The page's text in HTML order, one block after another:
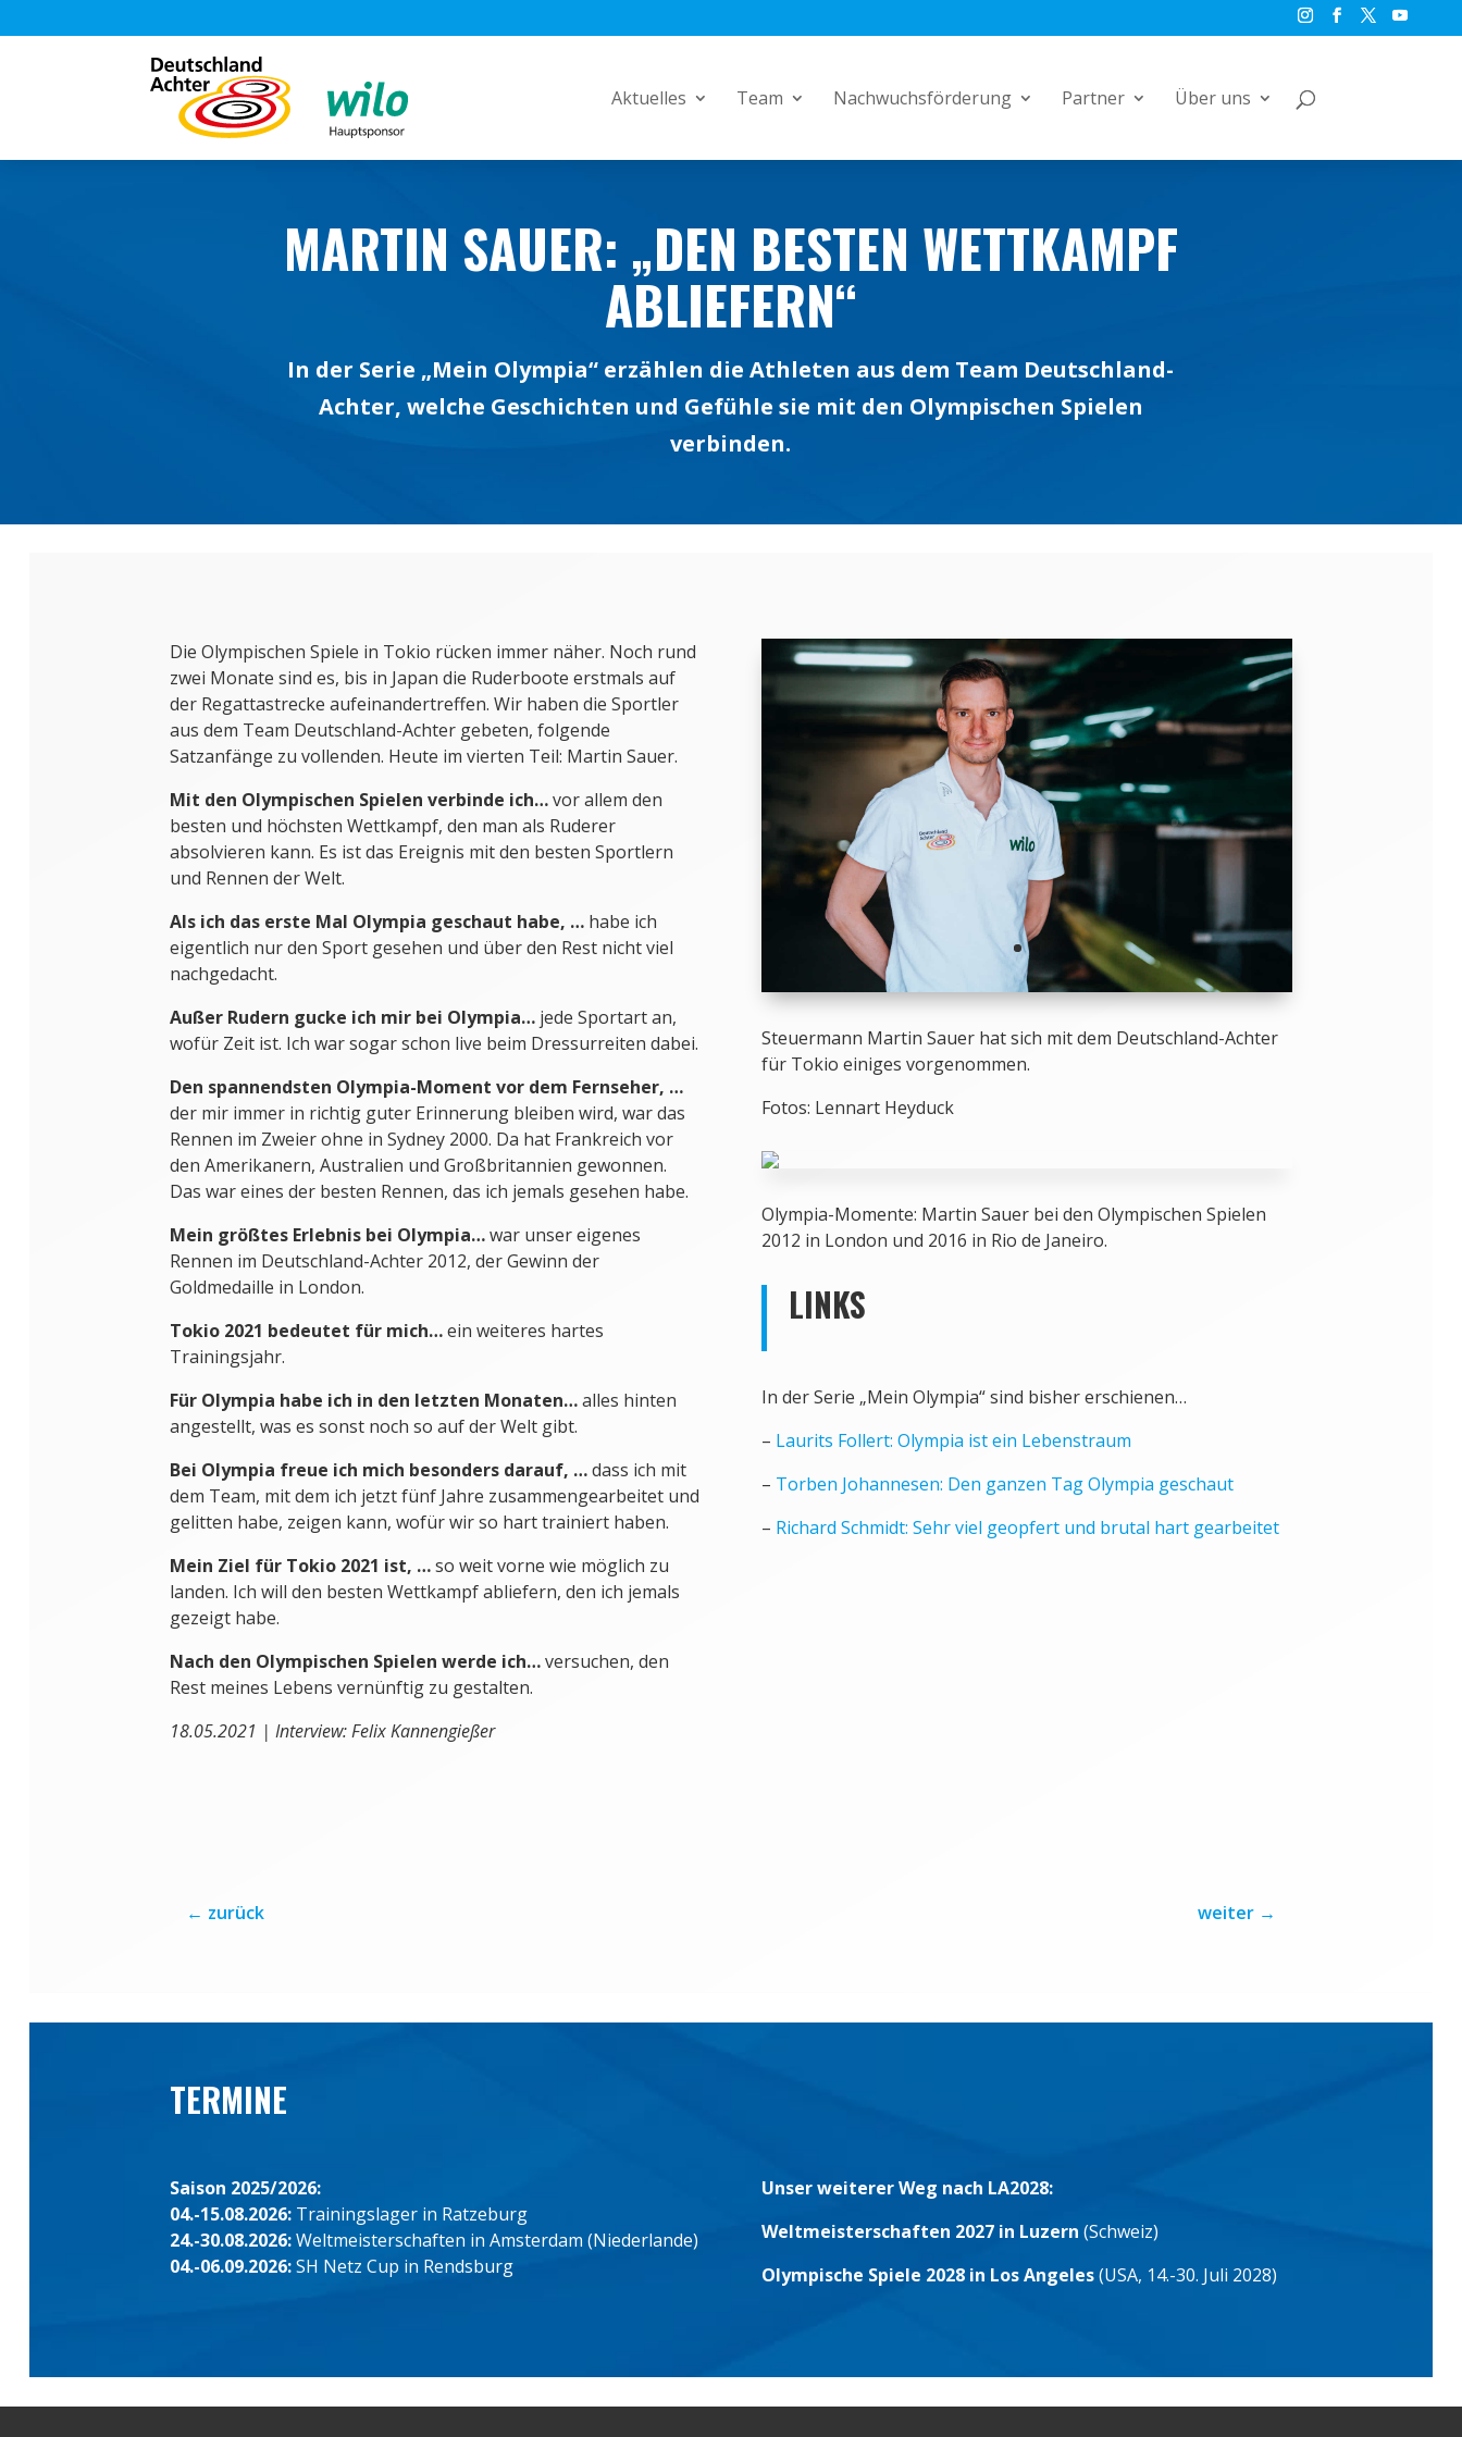
Aktuelles Team Nachwuchsförderung Partner Über uns
MARTIN SAUER: „DEN BESTEN WETTKAMPF
ABLIEFERN“
In der Serie „Mein Olympia“ erzählen die Athleten aus dem Team Deutschland-
Achter, welche Geschichten und Gefühle sie mit den Olympischen Spielen
verbinden.
Die Olympischen Spiele in Tokio rücken immer näher. Noch rund
zwei Monate sind es, bis in Japan die Ruderboote erstmals auf
der Regattastrecke aufeinandertreffen. Wir haben die Sportler
aus dem Team Deutschland-Achter gebeten, folgende
Satzanfänge zu vollenden. Heute im vierten Teil: Martin Sauer.
Mit den Olympischen Spielen verbinde ich…vor allem den
besten und höchsten Wettkampf, den man als Ruderer
absolvieren kann. Es ist das Ereignis mit den besten Sportlern
und Rennen der Welt.
Als ich das erste Mal Olympia geschaut habe, …habe ich
eigentlich nur den Sport gesehen und über den Rest nicht viel
nachgedacht.
Außer Rudern gucke ich mir bei Olympia…jede Sportart an,
wofür Zeit ist. Ich war sogar schon live beim Dressurreiten dabei.
Den spannendsten Olympia-Moment vor dem Fernseher, …
der mir immer in richtig guter Erinnerung bleiben wird, war das
Rennen im Zweier ohne in Sydney 2000. Da hat Frankreich vor
den Amerikanern, Australien und Großbritannien gewonnen.
Das war eines der besten Rennen, das ich jemals gesehen habe.
Mein größtes Erlebnis bei Olympia…war unser eigenes
Rennen im Deutschland-Achter 2012, der Gewinn der
Goldmedaille in London.
Tokio 2021 bedeutet für mich…ein weiteres hartes
Trainingsjahr.
Für Olympia habe ich in den letzten Monaten…alles hinten
angestellt, was es sonst noch so auf der Welt gibt.
Bei Olympia freue ich mich besonders darauf, …dass ich mit
dem Team, mit dem ich jetzt fünf Jahre zusammengearbeitet und
gelitten habe, zeigen kann, wofür wir so hart trainiert haben.
Mein Ziel für Tokio 2021 ist, …so weit vorne wie möglich zu
landen. Ich will den besten Wettkampf abliefern, den ich jemals
gezeigt habe.
Nach den Olympischen Spielen werde ich…versuchen, den
Rest meines Lebens vernünftig zu gestalten.
18.05.2021 | Interview: Felix Kannengießer
Steuermann Martin Sauer hat sich mit dem Deutschland-Achter
für Tokio einiges vorgenommen.
Fotos: Lennart Heyduck
Olympia-Momente: Martin Sauer bei den Olympischen Spielen
2012 in London und 2016 in Rio de Janeiro.
LINKS
In der Serie „Mein Olympia“ sind bisher erschienen…
– Laurits Follert: Olympia ist ein Lebenstraum
– Torben Johannesen: Den ganzen Tag Olympia geschaut
– Richard Schmidt: Sehr viel geopfert und brutal hart gearbeitet
← zurück weiter →
TERMINE
Saison 2025/2026:
04.-15.08.2026: Trainingslager in Ratzeburg
24.-30.08.2026:Weltmeisterschaften in Amsterdam (Niederlande)
04.-06.09.2026:SH Netz Cup in Rendsburg
Unser weiterer Weg nach LA2028:
Weltmeisterschaften 2027 in Luzern (Schweiz)
Olympische Spiele 2028 in Los Angeles(USA, 14.-30. Juli 2028)